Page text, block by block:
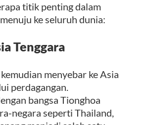
titik penting dalam
ke seluruh dunia:
Tenggara
menyebar ke Asia
perdagangan.
bangsa Tionghoa
negara seperti Thailand,